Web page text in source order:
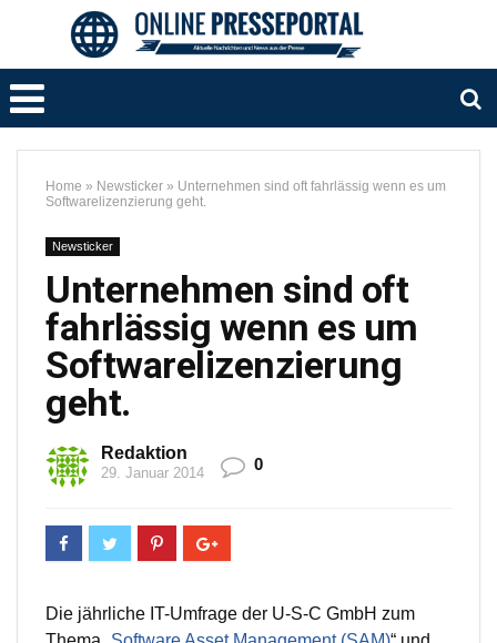
Home » Newsticker » Unternehmen sind oft fahrlässig wenn es um
Softwarelizenzierung geht.
Newsticker
Unternehmen sind oft
fahrlässig wenn es um
Softwarelizenzierung
geht.
Redaktion
29. Januar 2014 0
Die jährliche IT-Umfrage der U-S-C GmbH zum